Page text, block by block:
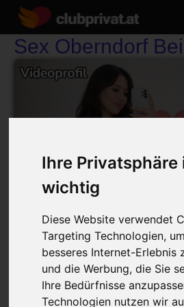
Ihre Privatsphäre
wichtig
Diese Website verwendet
Targeting Technologien,
besseres Internet-Erlebnis
und die Werbung, die Sie
Ihre Bedürfnisse
Technologien nutzen wir
Sex Oberndorf
Sex Oberndorf bei
Sexprofil